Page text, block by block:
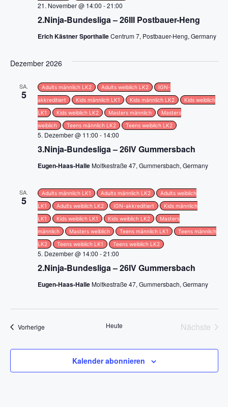
c
e
N
v
i
g
a
t
i
o
n
2.Ninja-Bundesliga – 26III Postbauer-Heng
21. November @ 14:00 -21:00
Erich Kästner SporthalleCentrum 7, Postbauer-Heng, Germany
Dezember 2026
SA.
5
3.Ninja-Bundesliga – 26IV Gummersbach
5. Dezember @ 11:00 - 14:00
Adults männlich LK2 Adults weiblich LK2 IGN-
akkreditiert Kids männlich LK1 Kids männlich LK2 Kids weiblich
LK1 Kids weiblich LK2 Masters männlich Masters
weiblich Teens männlich LK2 Teens weiblich LK2
Eugen-Haas-HalleMoltkestraße 47, Gummersbach, Germany
SA.
5
2.Ninja-Bundesliga – 26IV Gummersbach
5. Dezember @ 14:00 -21:00
Adults männlich LK1 Adults männlich LK2 Adults weiblich
LK1 Adults weiblich LK2 IGN-akkreditiert Kids männlich
LK1 Kids weiblich LK1 Kids weiblich LK2 Masters
männlich Masters weiblich Teens männlich LK1 Teens männlich
LK2 Teens weiblich LK1 Teens weiblich LK2
Eugen-Haas-HalleMoltkestraße 47, Gummersbach, Germany
VorherigeVeranstaltungen Heute
Nächste
Kalender abonnieren